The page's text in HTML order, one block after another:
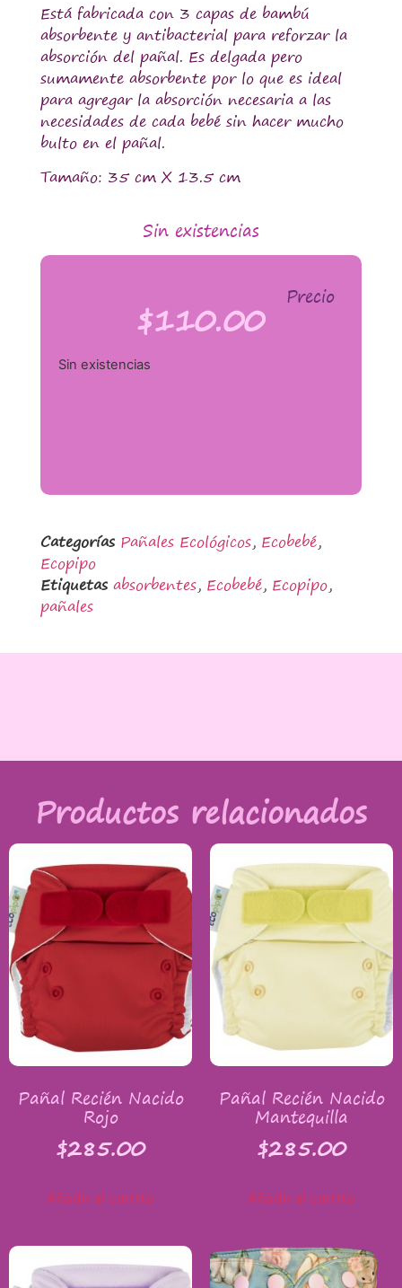
Está fabricada con 3 capas de bambú
absorbente y antibacterial para reforzar la
absorción del pañal. Es delgada pero
sumamente absorbente por lo que es ideal
para agregar la absorción necesaria a las
necesidades de cada bebé sin hacer mucho
bulto en el pañal.
Tamaño: 35 cm X 13.5 cm
Sin existencias
Precio
$110.00
Sin existencias
Categorías Pañales Ecológicos, Ecobebé,
Ecopipo
Etiquetas absorbentes, Ecobebé, Ecopipo,
pañales
Productos relacionados
Pañal Recién Nacido
Rojo
$285.00
Añadir al carrito
Pañal Recién Nacido
Mantequilla
$285.00
Añadir al carrito